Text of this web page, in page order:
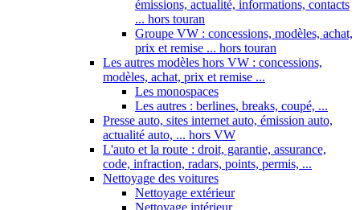
émissions, actualité, informations, contacts
... hors touran
Groupe VW : concessions, modèles, achat,
prix et remise ... hors touran
Les autres modèles hors VW : concessions,
modèles, achat, prix et remise ...
Les monospaces
Les autres : berlines, breaks, coupé, ...
Presse auto, sites internet auto, émission auto,
actualité auto, ... hors VW
L'auto et la route : droit, garantie, assurance,
code, infraction, radars, points, permis, ...
Nettoyage des voitures
Nettoyage extérieur
Nettoyage intérieur